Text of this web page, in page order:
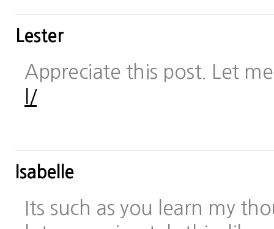
Lester
Appreciate this post. Let
l/
Isabelle
Its such as you learn my